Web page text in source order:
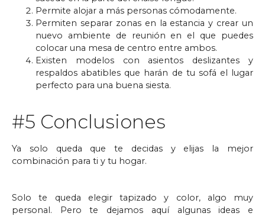
Permite alojar a más personas cómodamente.
Permiten separar zonas en la estancia y crear un
nuevo ambiente de reunión en el que puedes
colocar una mesa de centro entre ambos.
Existen modelos con asientos deslizantes y
respaldos abatibles que harán de tu sofá el lugar
perfecto para una buena siesta.
#5 Conclusiones
Ya solo queda que te decidas y elijas la mejor
combinación para ti y tu hogar.
Solo te queda elegir tapizado y color, algo muy
personal. Pero te dejamos aquí algunas ideas e